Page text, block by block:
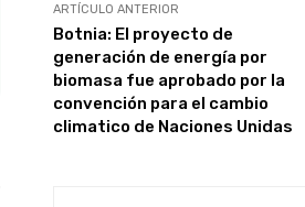
ARTÍCULO ANTERIOR
Botnia: El proyecto de
generación de energía por
biomasa fue aprobado por la
convención para el cambio
climatico de Naciones Unidas